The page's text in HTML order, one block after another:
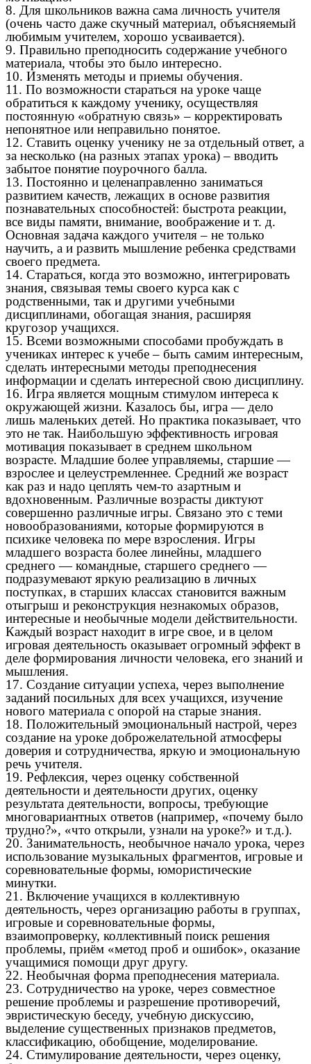
8. Для школьников важна сама личность учителя
(очень часто даже скучный материал, объясняемый
любимым учителем, хорошо усваивается).
9. Правильно преподносить содержание учебного
материала, чтобы это было интересно.
10. Изменять методы и приемы обучения.
11. По возможности стараться на уроке чаще
обратиться к каждому ученику, осуществляя
постоянную «обратную связь» – корректировать
непонятное или неправильно понятое.
12. Ставить оценку ученику не за отдельный ответ, а
за несколько (на разных этапах урока) – вводить
забытое понятие поурочного балла.
13. Постоянно и целенаправленно заниматься
развитием качеств, лежащих в основе развития
познавательных способностей: быстрота реакции,
все виды памяти, внимание, воображение и т. д.
Основная задача каждого учителя – не только
научить, а и развить мышление ребенка средствами
своего предмета.
14. Стараться, когда это возможно, интегрировать
знания, связывая темы своего курса как с
родственными, так и другими учебными
дисциплинами, обогащая знания, расширяя
кругозор учащихся.
15. Всеми возможными способами пробуждать в
учениках интерес к учебе – быть самим интересным,
сделать интересными методы преподнесения
информации и сделать интересной свою дисциплину.
16. Игра является мощным стимулом интереса к
окружающей жизни. Казалось бы, игра — дело
лишь маленьких детей. Но практика показывает, что
это не так. Наибольшую эффективность игровая
мотивация показывает в среднем школьном
возрасте. Младшие более управляемы, старшие —
взрослее и целеустремленнее. Средний же возраст
как раз и надо цеплять чем-то азартным и
вдохновенным. Различные возрасты диктуют
совершенно различные игры. Связано это с теми
новообразованиями, которые формируются в
психике человека по мере взросления. Игры
младшего возраста более линейны, младшего
среднего — командные, старшего среднего —
подразумевают яркую реализацию в личных
поступках, в старших классах становится важным
отыгрыш и реконструкция незнакомых образов,
интересные и необычные модели действительности.
Каждый возраст находит в игре свое, и в целом
игровая деятельность оказывает огромный эффект в
деле формирования личности человека, его знаний и
мышления.
17. Создание ситуации успеха, через выполнение
заданий посильных для всех учащихся, изучение
нового материала с опорой на старые знания.
18. Положительный эмоциональный настрой, через
создание на уроке доброжелательной атмосферы
доверия и сотрудничества, яркую и эмоциональную
речь учителя.
19. Рефлексия, через оценку собственной
деятельности и деятельности других, оценку
результата деятельности, вопросы, требующие
многовариантных ответов (например, «почему было
трудно?», «что открыли, узнали на уроке?» и т.д.).
20. Занимательность, необычное начало урока, через
использование музыкальных фрагментов, игровые и
соревновательные формы, юмористические
минутки.
21. Включение учащихся в коллективную
деятельность, через организацию работы в группах,
игровые и соревновательные формы,
взаимопроверку, коллективный поиск решения
проблемы, приём «метод проб и ошибок», оказание
учащимися помощи друг другу.
22. Необычная форма преподнесения материала.
23. Сотрудничество на уроке, через совместное
решение проблемы и разрешение противоречий,
эвристическую беседу, учебную дискуссию,
выделение существенных признаков предметов,
классификацию, обобщение, моделирование.
24. Стимулирование деятельности, через оценку,